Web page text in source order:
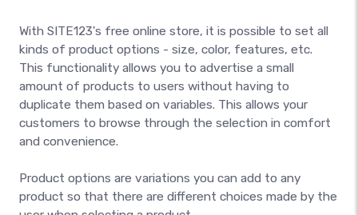
With SITE123's free online store, it is possible to set all
kinds of product options - size, color, features, etc.
This functionality allows you to advertise a small
amount of products to users without having to
duplicate them based on variables. This allows your
customers to browse through the selection in comfort
and convenience.
Product options are variations you can add to any
product so that there are different choices made by the